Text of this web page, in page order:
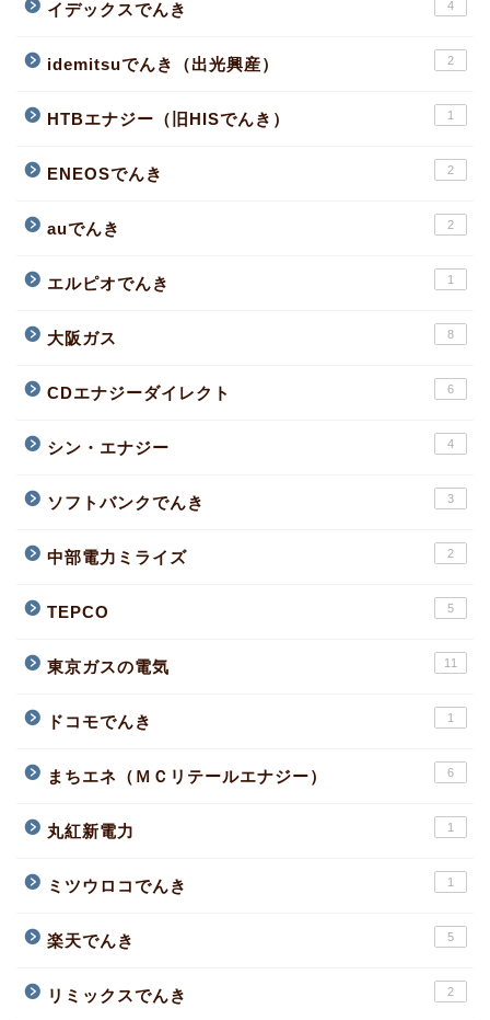
イデックスでんき 4
idemitsuでんき（出光興産） 2
HTBエナジー（旧HISでんき） 1
ENEOSでんき 2
auでんき 2
エルピオでんき 1
大阪ガス 8
CDエナジーダイレクト 6
シン・エナジー 4
ソフトバンクでんき 3
中部電力ミライズ 2
TEPCO 5
東京ガスの電気 11
ドコモでんき 1
まちエネ（ＭＣリテールエナジー） 6
丸紅新電力 1
ミツウロコでんき 1
楽天でんき 5
リミックスでんき 2